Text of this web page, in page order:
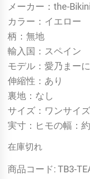
メーカー：the-Bikini
カラー：イエロー
柄：無地
輸入国：スペイン
モデル：愛乃まーに
伸縮性：あり
裏地：なし
サイズ：ワンサイズ
実寸：ヒモの幅：
在庫切れ
商品コード: TB3-